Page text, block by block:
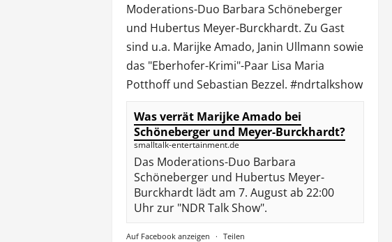
Moderations-Duo Barbara Schöneberger
und Hubertus Meyer-Burckhardt. Zu Gast
sind u.a. Marijke Amado, Janin Ullmann sowie
das "Eberhofer-Krimi"-Paar Lisa Maria
Potthoff und Sebastian Bezzel. #ndrtalkshow
Was verrät Marijke Amado bei
Schöneberger und Meyer-Burckhardt?
smalltalk-entertainment.de
Das Moderations-Duo Barbara
Schöneberger und Hubertus Meyer-
Burckhardt lädt am 7. August ab 22:00
Uhr zur "NDR Talk Show".
Auf Facebook anzeigen · Teilen